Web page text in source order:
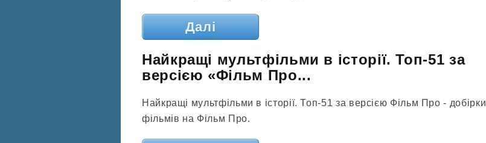
Далі
Найкращі мультфільми в історії. Топ-51 за
версією «Фільм Про...
Найкращі мультфільми в історії. Топ-51 за версією Фільм Про - добірки
фільмів на Фільм Про.